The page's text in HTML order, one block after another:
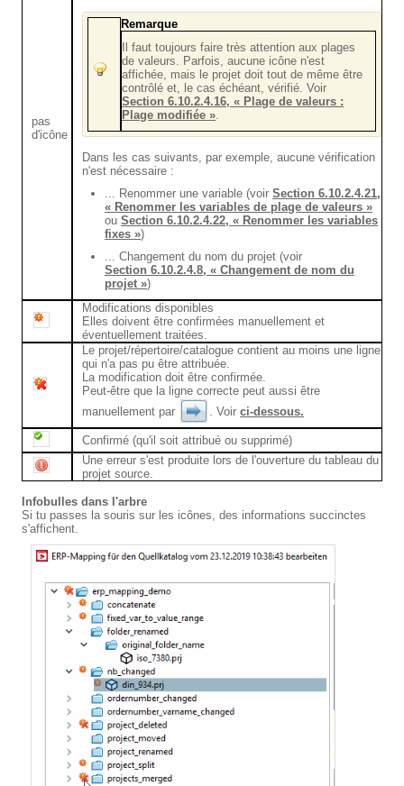
pas
d'icône
Remarque
Il faut toujours faire très attention aux plages
de valeurs. Parfois, aucune icône n'est
affichée, mais le projet doit tout de même être
contrôlé et, le cas échéant, vérifié. Voir
Section 6.10.2.4.16, « Plage de valeurs :
Plage modifiée ».
Dans les cas suivants, par exemple, aucune vérification
n'est nécessaire :
... Renommer une variable (voir Section 6.10.2.4.21,
« Renommer les variables de plage de valeurs »
ou Section 6.10.2.4.22, « Renommer les variables
fixes »)
... Changement du nom du projet (voir
Section 6.10.2.4.8, « Changement de nom du
projet »)
Modifications disponibles
Elles doivent être confirmées manuellement et
éventuellement traitées.
Le projet/répertoire/catalogue contient au moins une ligne
qui n'a pas pu être attribuée.
La modification doit être confirmée.
Peut-être que la ligne correcte peut aussi être
manuellement par
. Voir ci-dessous.
Confirmé (qu'il soit attribué ou supprimé)
Une erreur s'est produite lors de l'ouverture du tableau du
projet source.
Infobulles dans l'arbre
Si tu passes la souris sur les icônes, des informations succinctes
s'affichent.